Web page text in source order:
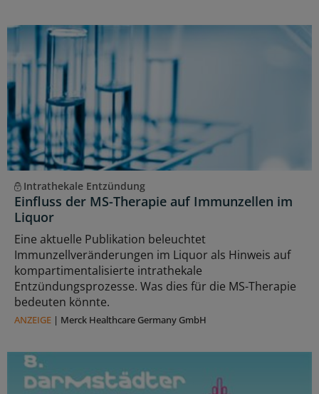
Intrathekale Entzündung
Einfluss der MS-Therapie auf Immunzellen im
Liquor
Eine aktuelle Publikation beleuchtet
Immunzellveränderungen im Liquor als Hinweis auf
kompartimentalisierte intrathekale
Entzündungsprozesse. Was dies für die MS-Therapie
bedeuten könnte.
ANZEIGE | Merck Healthcare Germany GmbH